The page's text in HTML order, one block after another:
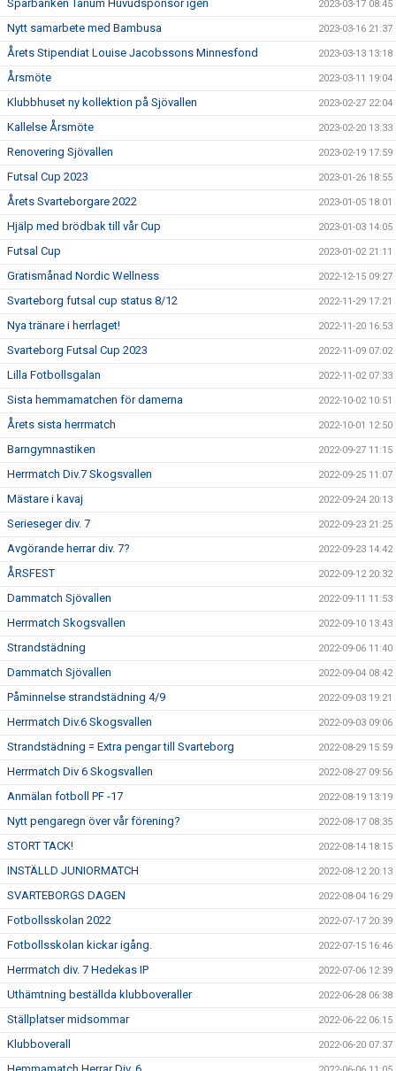
Sparbanken Tanum Huvudsponsor igen 2023-03-17 08:45
Nytt samarbete med Bambusa 2023-03-16 21:37
Årets Stipendiat Louise Jacobssons Minnesfond 2023-03-13 13:18
Årsmöte 2023-03-11 19:04
Klubbhuset ny kollektion på Sjövallen 2023-02-27 22:04
Kallelse Årsmöte 2023-02-20 13:33
Renovering Sjövallen 2023-02-19 17:59
Futsal Cup 2023 2023-01-26 18:55
Årets Svarteborgare 2022 2023-01-05 18:01
Hjälp med brödbak till vår Cup 2023-01-03 14:05
Futsal Cup 2023-01-02 21:11
Gratismånad Nordic Wellness 2022-12-15 09:27
Svarteborg futsal cup status 8/12 2022-11-29 17:21
Nya tränare i herrlaget! 2022-11-20 16:53
Svarteborg Futsal Cup 2023 2022-11-09 07:02
Lilla Fotbollsgalan 2022-11-02 07:33
Sista hemmamatchen för damerna 2022-10-02 10:51
Årets sista herrmatch 2022-10-01 12:50
Barngymnastiken 2022-09-27 11:15
Herrmatch Div.7 Skogsvallen 2022-09-25 11:07
Mästare i kavaj 2022-09-24 20:13
Serieseger div. 7 2022-09-23 21:25
Avgörande herrar div. 7? 2022-09-23 14:42
ÅRSFEST 2022-09-12 20:32
Dammatch Sjövallen 2022-09-11 11:53
Herrmatch Skogsvallen 2022-09-10 13:43
Strandstädning 2022-09-06 11:40
Dammatch Sjövallen 2022-09-04 08:42
Påminnelse strandstädning 4/9 2022-09-03 19:21
Herrmatch Div.6 Skogsvallen 2022-09-03 09:06
Strandstädning = Extra pengar till Svarteborg 2022-08-29 15:59
Herrmatch Div 6 Skogsvallen 2022-08-27 09:56
Anmälan fotboll PF -17 2022-08-19 13:19
Nytt pengaregn över vår förening? 2022-08-17 08:35
STORT TACK! 2022-08-14 18:15
INSTÄLLD JUNIORMATCH 2022-08-12 20:13
SVARTEBORGS DAGEN 2022-08-04 16:29
Fotbollsskolan 2022 2022-07-17 20:39
Fotbollsskolan kickar igång. 2022-07-15 16:46
Herrmatch div. 7 Hedekas IP 2022-07-06 12:39
Uthämtning beställda klubboveraller 2022-06-28 06:38
Ställplatser midsommar 2022-06-22 06:15
Klubboverall 2022-06-20 07:37